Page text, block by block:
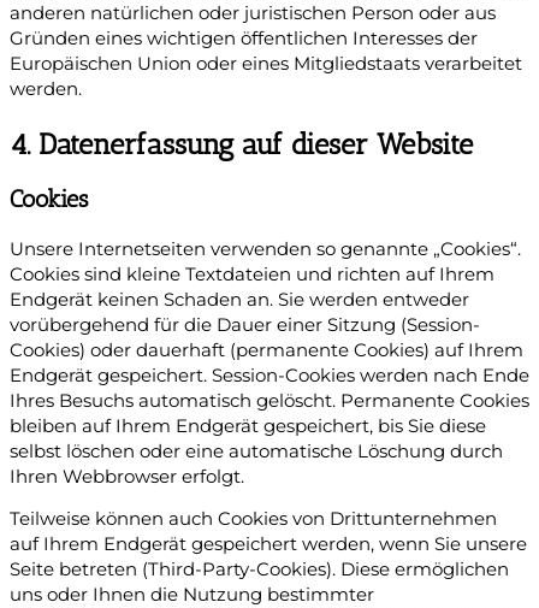
anderen natürlichen oder juristischen Person oder aus
Gründen eines wichtigen öffentlichen Interesses der
Europäischen Union oder eines Mitgliedstaats verarbeitet
werden.
4. Datenerfassung auf dieser Website
Cookies
Unsere Internetseiten verwenden so genannte „Cookies“.
Cookies sind kleine Textdateien und richten auf Ihrem
Endgerät keinen Schaden an. Sie werden entweder
vorübergehend für die Dauer einer Sitzung (Session-
Cookies) oder dauerhaft (permanente Cookies) auf Ihrem
Endgerät gespeichert. Session-Cookies werden nach Ende
Ihres Besuchs automatisch gelöscht. Permanente Cookies
bleiben auf Ihrem Endgerät gespeichert, bis Sie diese
selbst löschen oder eine automatische Löschung durch
Ihren Webbrowser erfolgt.
Teilweise können auch Cookies von Drittunternehmen
auf Ihrem Endgerät gespeichert werden, wenn Sie unsere
Seite betreten (Third-Party-Cookies). Diese ermöglichen
uns oder Ihnen die Nutzung bestimmter